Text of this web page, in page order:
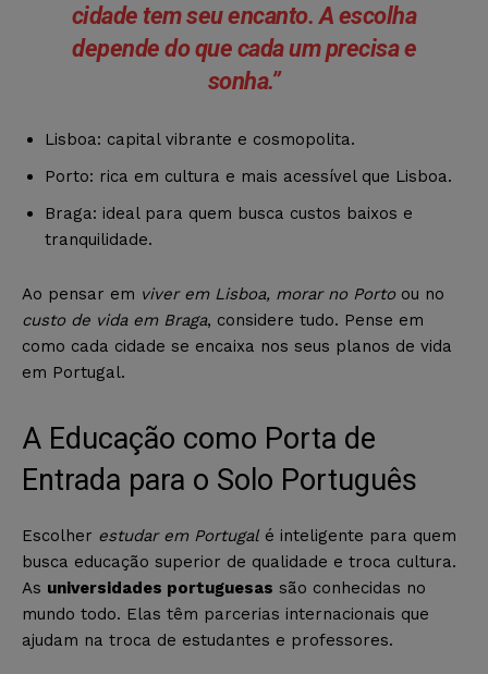
cidade tem seu encanto. A escolha
depende do que cada um precisa e
sonha.”
Lisboa: capital vibrante e cosmopolita.
Porto: rica em cultura e mais acessível que Lisboa.
Braga: ideal para quem busca custos baixos e
tranquilidade.
Ao pensar em viver em Lisboa, morar no Porto ou no
custo de vida em Braga, considere tudo. Pense em
como cada cidade se encaixa nos seus planos de vida
em Portugal.
A Educação como Porta de
Entrada para o Solo Português
Escolher estudar em Portugal é inteligente para quem
busca educação superior de qualidade e troca cultura.
As universidades portuguesas são conhecidas no
mundo todo. Elas têm parcerias internacionais que
ajudam na troca de estudantes e professores.